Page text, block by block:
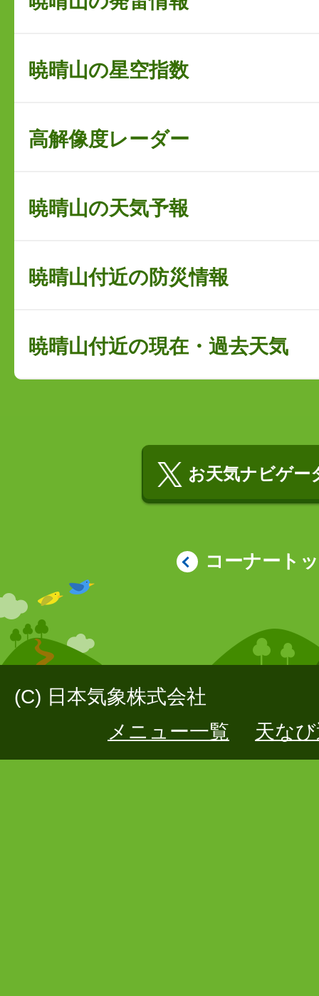
暁晴山の星空指数
高解像度レーダー
暁晴山の天気予報
暁晴山付近の防災情報
暁晴山付近の現在・過去天気
お天気ナビゲー
コーナート
(C) 日本気象株式会社
メニュー一覧
天な